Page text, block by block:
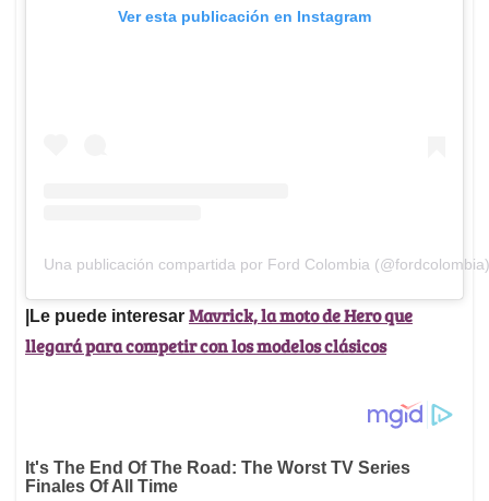
Ver esta publicación en Instagram
Una publicación compartida por Ford Colombia (@fordcolombia)
|Le puede interesar Mavrick, la moto de Hero que
llegará para competir con los modelos clásicos